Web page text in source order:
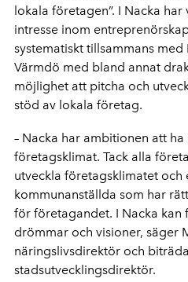
lokala företagen”. I Nacka
intresse inom
systematiskt tillsammans
Värmdö med bland annat
möjlighet att pitcha och
stöd av lokala företag.
– Nacka har ambitionen att ha
företagsklimat. Tack alla
utveckla företagsklimatet och
kommunanställda som har
för företagandet. I Nacka
drömmar och visioner, säger
näringslivsdirektör och
stadsutvecklingsdirektör.